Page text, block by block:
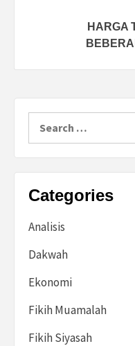
HARGA
Categories
Analisis
Dakwah
Ekonomi
Fikih Muamalah
Fikih Siyasah